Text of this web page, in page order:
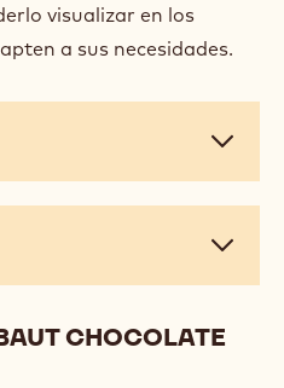
visualizar en los
a sus necesidades.
CHOCOLATE